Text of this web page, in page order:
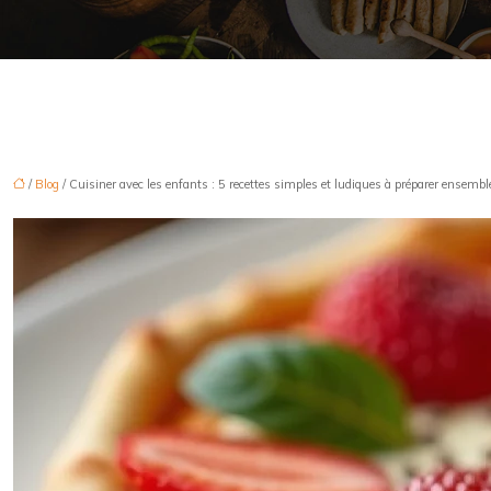
/ Blog / Cuisiner avec les enfants : 5 recettes simples et ludiques à préparer